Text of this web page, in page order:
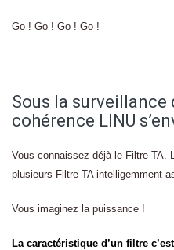
Go ! Go ! Go ! Go !
Sous la
cohérence LINU
Vous connaissez déjà le Filtre TA.
plusieurs Filtre TA intelligemment
Vous imaginez la puissance !
La caractéristique d’un filtre